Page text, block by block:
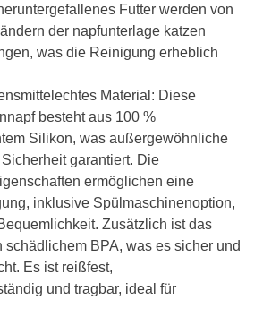
Futter werden von
der napfunterlage katzen
was die Reinigung erheblich
Material: Diese
besteht aus 100 %
Silikon, was außergewöhnliche
garantiert. Die
ermöglichen eine
inklusive Spülmaschinenoption,
Zusätzlich ist das
schädlichem BPA, was es sicher und
Es ist reißfest,
und tragbar, ideal für